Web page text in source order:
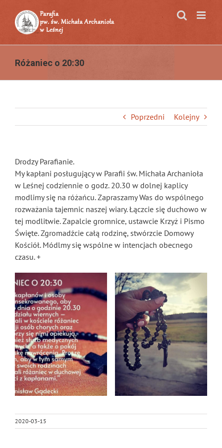
zawartości
Różaniec o 20:30
Poprzedni Kolejny
Drodzy Parafianie.
My kapłani posługujący w Parafii św. Michała Archanioła
w Leśnej codziennie o godz. 20.30 w dolnej kaplicy
modlimy się na różańcu. Zapraszamy Was do wspólnego
rozważania tajemnic naszej wiary. Łączcie się duchowo w
tej modlitwie. Zapalcie gromnice, ustawcie Krzyż i Pismo
Święte. Zgromadźcie całą rodzinę, stwórzcie Domowy
Kościół. Módlmy się wspólne w intencjach obecnego
czasu. +
2020-03-15